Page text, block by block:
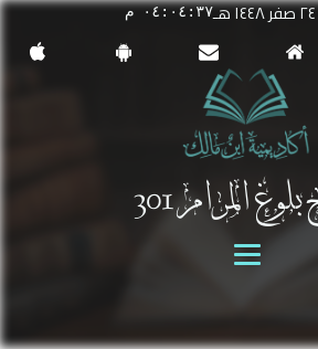
٠٤:٠٤:٣٧ م
المرام 301